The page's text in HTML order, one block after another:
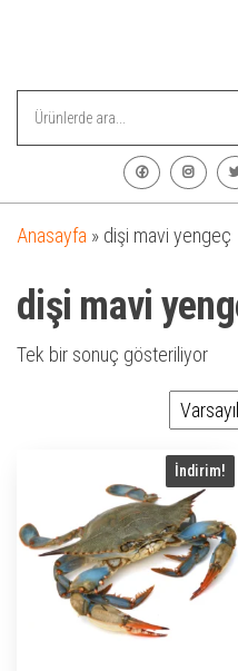
Anasayfa » dişi mavi yengeç
dişi mavi
Tek bir sonuç gösteriliyor
İndirim!